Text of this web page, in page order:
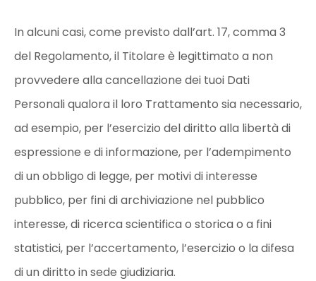
In alcuni casi, come previsto dall’art. 17, comma 3
del Regolamento, il Titolare è legittimato a non
provvedere alla cancellazione dei tuoi Dati
Personali qualora il loro Trattamento sia necessario,
ad esempio, per l’esercizio del diritto alla libertà di
espressione e di informazione, per l’adempimento
di un obbligo di legge, per motivi di interesse
pubblico, per fini di archiviazione nel pubblico
interesse, di ricerca scientifica o storica o a fini
statistici, per l’accertamento, l’esercizio o la difesa
di un diritto in sede giudiziaria.